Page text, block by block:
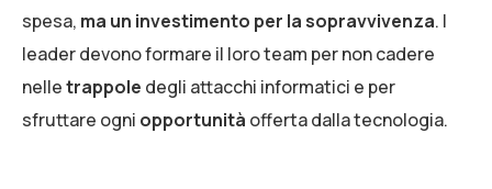
spesa, ma un investimento per la sopravvivenza. I
leader devono formare il loro team per non cadere
nelletrappole degli attacchi informatici e per
sfruttare ogni opportunità offerta dalla tecnologia.